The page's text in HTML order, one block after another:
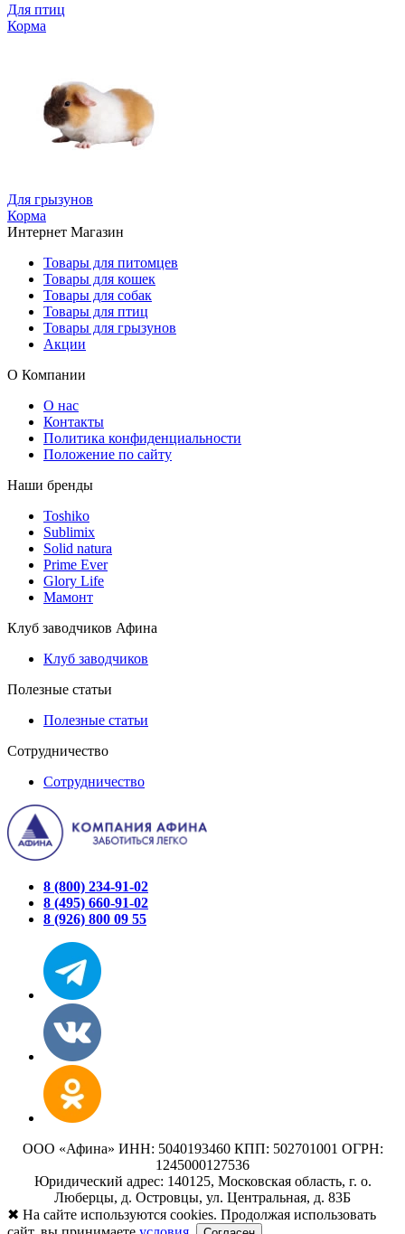
Для птиц
Корма
Для грызунов
Корма
Интернет Магазин
Товары для питомцев
Товары для кошек
Товары для собак
Товары для птиц
Товары для грызунов
Акции
О Компании
О нас
Контакты
Политика конфиденциальности
Положение по сайту
Наши бренды
Toshiko
Sublimix
Solid natura
Prime Ever
Glory Life
Мамонт
Клуб заводчиков Афина
Клуб заводчиков
Полезные статьи
Полезные статьи
Сотрудничество
Сотрудничество
8 (800) 234-91-02
8 (495) 660-91-02
8 (926) 800 09 55
ООО «Афина» ИНН: 5040193460 КПП: 502701001 ОГРН:
1245000127536
Юридический адрес: 140125, Московская область, г. о.
Люберцы, д. Островцы, ул. Центральная, д. 83Б
✖ На сайте используются cookies. Продолжая использовать